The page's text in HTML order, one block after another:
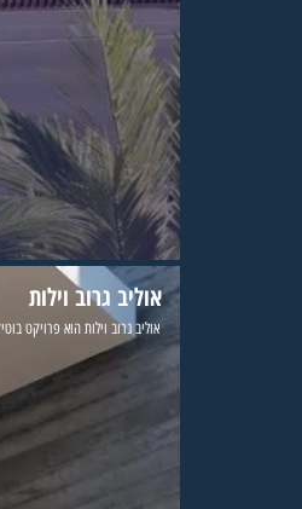
אוליב גרוב וילות
אוליב גרוב וילות הוא פרויקט